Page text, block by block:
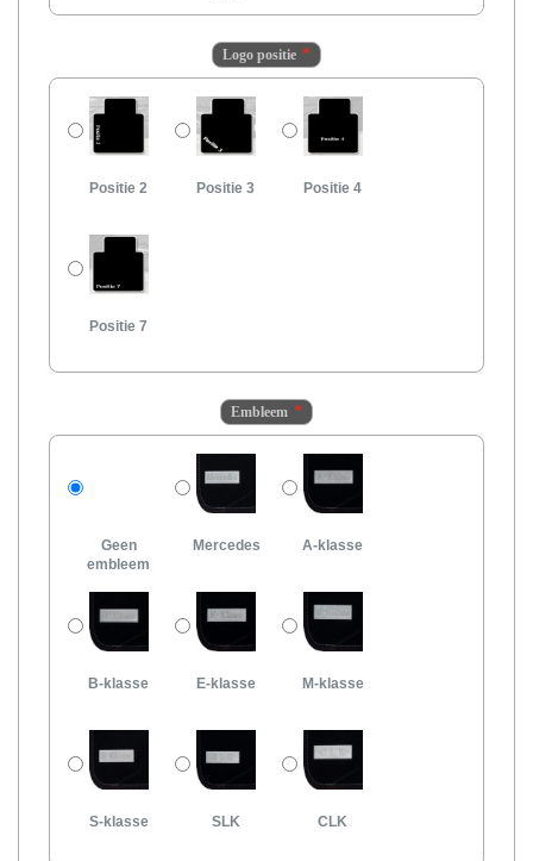
Logo positie
Positie 2 Positie 3 Positie 4
Positie 7
Embleem
Geen
embleem
Mercedes A-klasse
B-klasse E-klasse M-klasse
S-klasse SLK CLK